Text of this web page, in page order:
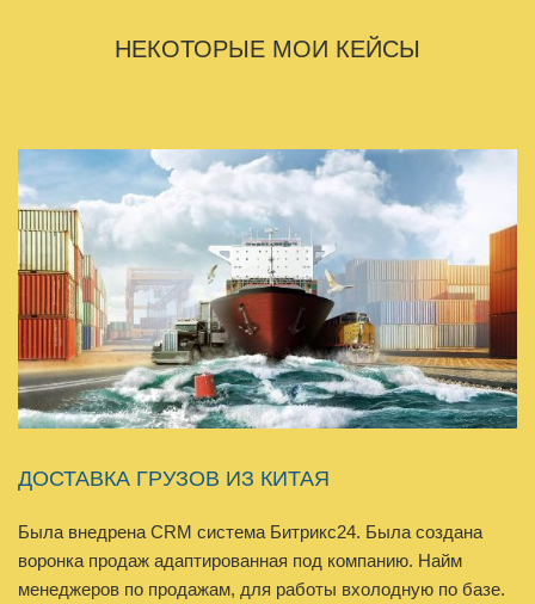
НЕКОТОРЫЕ МОИ КЕЙСЫ
ДОСТАВКА ГРУЗОВ ИЗ КИТАЯ
Была внедрена CRM система Битрикс24. Была создана
воронка продаж адаптированная под компанию. Найм
менеджеров по продажам, для работы вхолодную по базе.